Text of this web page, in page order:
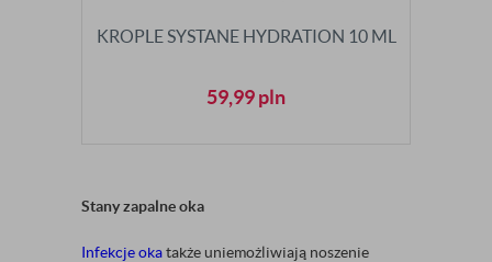
KROPLE SYSTANE HYDRATION 10 ML
59,99pln
Stany zapalne oka
Infekcje okatakże uniemożliwiają noszenie